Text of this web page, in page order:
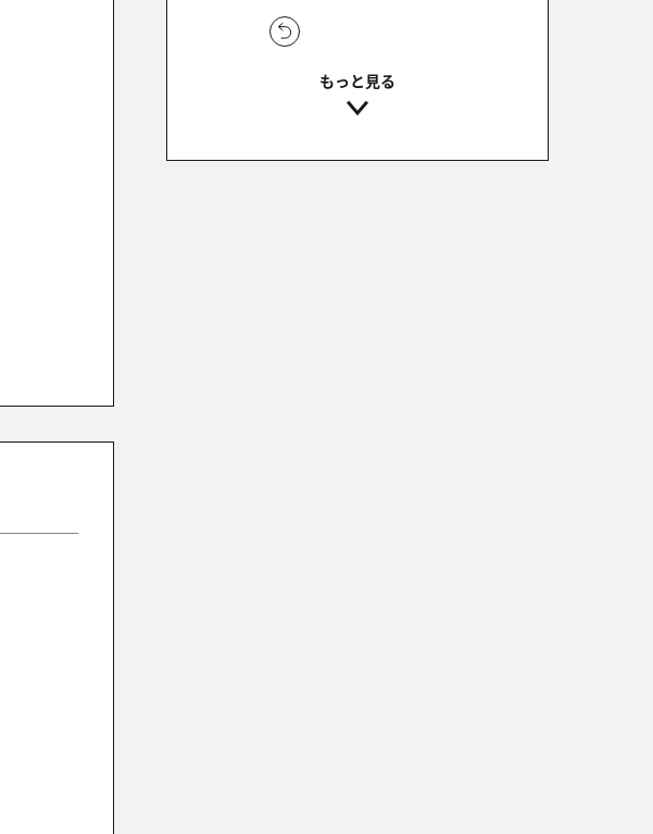
†ダークホッパー†
2015/06/21 21:09:33